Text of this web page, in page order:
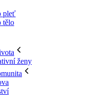
pleť
tělo
ženy